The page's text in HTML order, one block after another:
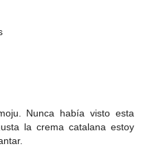
Nunca había visto esta
la crema catalana estoy